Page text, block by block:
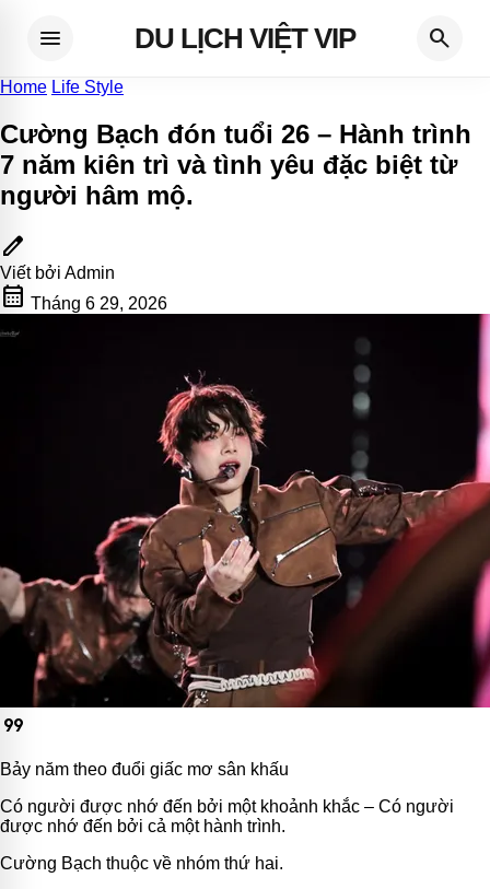
menu DU LỊCH VIỆT VIP search
Home Life Style
Cường Bạch đón tuổi 26 – Hành trình
7 năm kiên trì và tình yêu đặc biệt từ
người hâm mộ.
edit
Viết bởi Admin
calendar_month Tháng 6 29, 2026
format_quote
Bảy năm theo đuổi giấc mơ sân khấu
Có người được nhớ đến bởi một khoảnh khắc – Có người
được nhớ đến bởi cả một hành trình.
Cường Bạch thuộc về nhóm thứ hai.